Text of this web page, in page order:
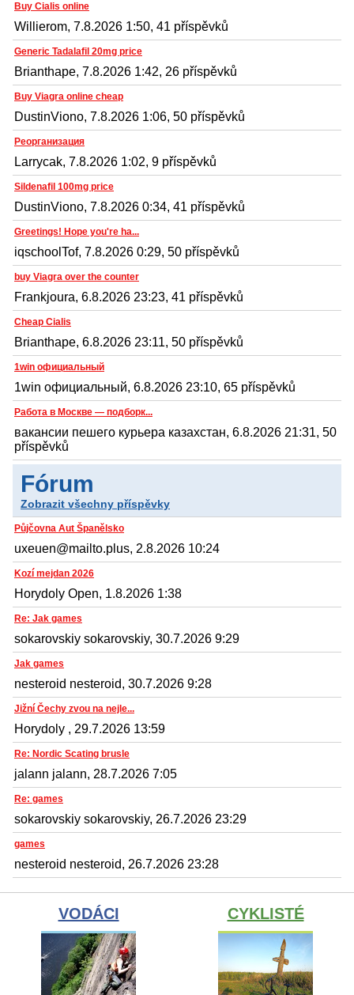
Buy Cialis online
Willierom, 7.8.2026 1:50, 41 příspěvků
Generic Tadalafil 20mg price
Brianthape, 7.8.2026 1:42, 26 příspěvků
Buy Viagra online cheap
DustinViono, 7.8.2026 1:06, 50 příspěvků
Реорганизация
Larrycak, 7.8.2026 1:02, 9 příspěvků
Sildenafil 100mg price
DustinViono, 7.8.2026 0:34, 41 příspěvků
Greetings! Hope you're ha...
iqschoolTof, 7.8.2026 0:29, 50 příspěvků
buy Viagra over the counter
Frankjoura, 6.8.2026 23:23, 41 příspěvků
Cheap Cialis
Brianthape, 6.8.2026 23:11, 50 příspěvků
1win официальный
1win официальный, 6.8.2026 23:10, 65 příspěvků
Работа в Москве — подборк...
вакансии пешего курьера казахстан, 6.8.2026 21:31, 50
příspěvků
Fórum
Zobrazit všechny příspěvky
Půjčovna Aut Španělsko
uxeuen@mailto.plus, 2.8.2026 10:24
Kozí mejdan 2026
Horydoly Open, 1.8.2026 1:38
Re: Jak games
sokarovskiy sokarovskiy, 30.7.2026 9:29
Jak games
nesteroid nesteroid, 30.7.2026 9:28
Jižní Čechy zvou na nejle...
Horydoly , 29.7.2026 13:59
Re: Nordic Scating brusle
jalann jalann, 28.7.2026 7:05
Re: games
sokarovskiy sokarovskiy, 26.7.2026 23:29
games
nesteroid nesteroid, 26.7.2026 23:28
VODÁCI CYKLISTÉ